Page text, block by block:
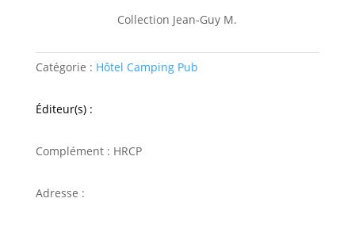
Collection Jean-Guy M.
Catégorie : Hôtel Camping Pub
Éditeur(s) :
Complément : HRCP
Adresse :